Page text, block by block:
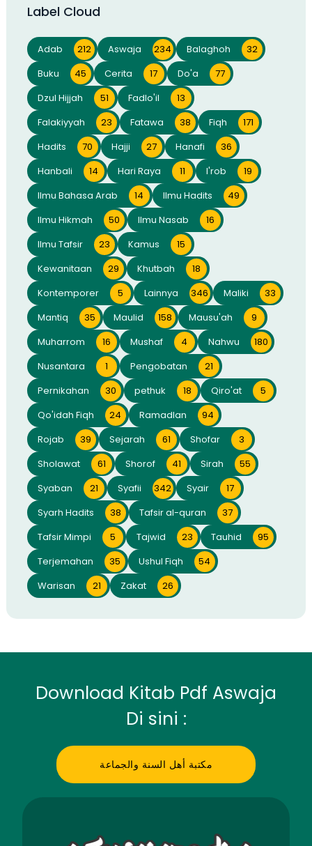
Label Cloud
Adab 212 Aswaja 234 Balaghoh
32
Buku
45 Cerita 17 Do'a
77
Dzul Hijjah
51 Fadlo'il
13
Falakiyyah
23 Fatawa 38 Fiqh
171
Hadits
70 Hajji 27 Hanafi
36
Hanbali
14 Hari Raya 11 I'rob
19
Ilmu Bahasa Arab
14 Ilmu Hadits
49
Ilmu Hikmah
50 Ilmu Nasab
16
Ilmu Tafsir
23 Kamus
15
Kewanitaan
29 Khutbah
18
Kontemporer
5 Lainnya 346 Maliki
33
Mantiq
35 Maulid 158 Mausu'ah
9
Muharrom
16 Mushaf 4 Nahwu
180
Nusantara
1 Pengobatan
21
Pernikahan
30 pethuk 18 Qiro'at
5
Qo'idah Fiqh
24 Ramadlan
94
Rojab
39 Sejarah 61 Shofar
3
Sholawat
61 Shorof 41 Sirah
55
Syaban
21 Syafii 342 Syair
17
Syarh Hadits
38 Tafsir al-quran
37
Tafsir Mimpi
5 Tajwid 23 Tauhid
95
Terjemahan
35 Ushul Fiqh
54
Warisan
21 Zakat 26
Download Kitab Pdf Aswaja
Di sini :
مكتبة أهل السنة والجماعة